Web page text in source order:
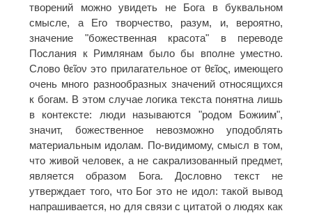
творений можно увидеть не Бога в буквальном
смысле, а Его творчество, разум, и, вероятно,
значение "божественная красота" в переводе
Послания к Римлянам было бы вполне уместно.
Слово θεῖον это прилагательное от θεῖος, имеющего
очень много разнообразных значений относящихся
к богам. В этом случае логика текста понятна лишь
в контексте: люди называются "родом Божиим",
значит, божественное невозможно уподоблять
материальным идолам. По-видимому, смысл в том,
что живой человек, а не сакрализованный предмет,
является образом Бога. Дословно текст не
утверждает того, что Бог это не идол: такой вывод
напрашивается, но для связи с цитатой о людях как